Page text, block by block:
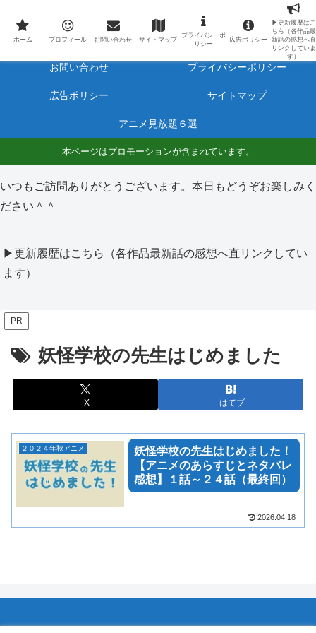
最新アニメのあらすじと感想をネタバレ有りで毎日更新しています。
ホーム プロフィール
お問い合わせ プライバシーポリシー
広告ポリシー サイトマップ
アニメ見放題６選
本ページはプロモーションが含まれています。
いつもご訪問ありがとうございます。本日もどうぞお楽しみく
ださい＾＾
▶更新履歴はこちら（各作品最新話の感想へ直リンクしてい
ます）
PR
妖怪学校の先生はじめました
X はてブ
２０２４年秋アニメ
妖怪学校の先生はじめました！
【アニメのあらすじとネタバレ
感想】１話～２４話（最終回）
2026.04.18
ホーム プロフィール お問い合わせ サイトマップ
プライバシーポ
リシー
広告ポリシー
▶更新履歴はこ
ちら（各作品最
新話の感想へ直
リンクしていま
す）